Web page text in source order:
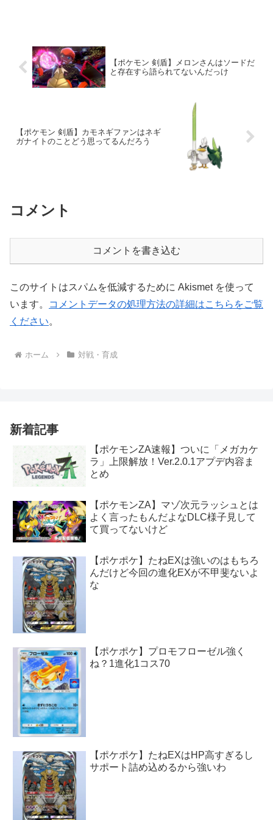
【ポケモン 剣盾】メロンさんはソードだ
と存在すら語られてないんだっけ
【ポケモン 剣盾】カモネギファンはネギ
ガナイトのことどう思ってるんだろう
コメント
コメントを書き込む
このサイトはスパムを低減するために Akismet を使って
います。
コメントデータの処理方法の詳細はこちらをご覧
ください。
ホーム 対戦・育成
新着記事
【ポケモンZA速報】ついに「メガカケ
ラ」上限解放！Ver.2.0.1アプデ内容ま
とめ
【ポケモンZA】マゾ次元ラッシュとは
よく言ったもんだよなDLC様子見して
て買ってないけど
【ポケポケ】たねEXは強いのはもちろ
んだけど今回の進化EXが不甲斐ないよ
な
【ポケポケ】プロモフローゼル強く
ね？1進化1コス70
【ポケポケ】たねEXはHP高すぎるし
サポート詰め込めるから強いわ